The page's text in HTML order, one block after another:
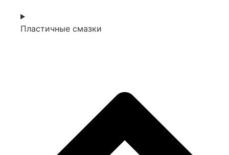
Пластичные смазки